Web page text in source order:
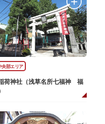
央部エリア
荷神社（浅草名所七福神 福